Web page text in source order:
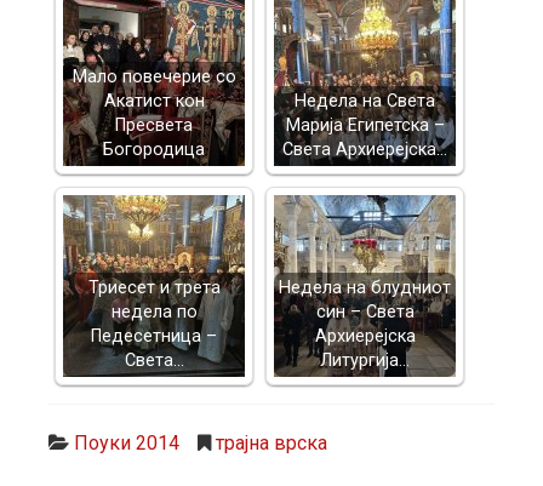
Mало повечерие со
Акатист кон
Пресвета
Богородица
Недела на Света
Марија Египетска –
Света Архиерејска…
Триесет и трета
недела по
Педесетница –
Света…
Недела на блудниот
син – Света
Архиерејска
Литургија…
Поуки 2014 трајна врска